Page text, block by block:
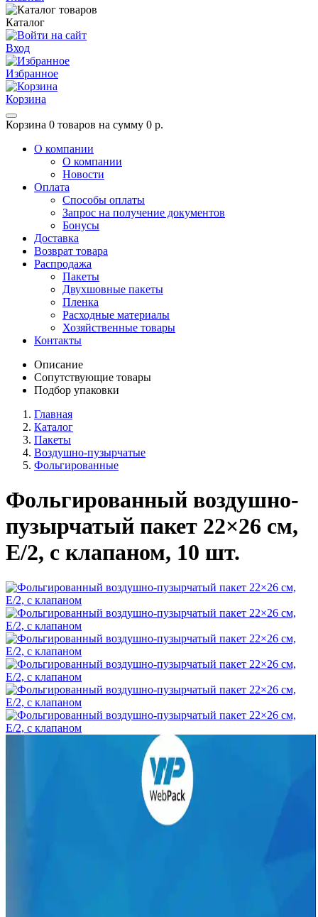
Каталог
Вход
Избранное
Корзина
Корзина 0 товаров на сумму 0 р.
О компании
О компании
Новости
Оплата
Способы оплаты
Запрос на получение документов
Бонусы
Доставка
Возврат товара
Распродажа
Пакеты
Двухшовные пакеты
Пленка
Расходные материалы
Хозяйственные товары
Контакты
Описание
Сопутствующие товары
Подбор упаковки
Главная
Каталог
Пакеты
Воздушно-пузырчатые
Фольгированные
Фольгированный воздушно-
пузырчатый пакет 22×26 см,
E/2, с клапаном, 10 шт.